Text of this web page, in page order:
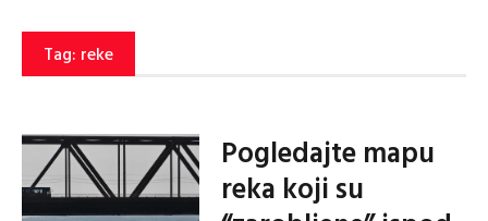
Tag: reke
Pogledajte mapu
reka koji su